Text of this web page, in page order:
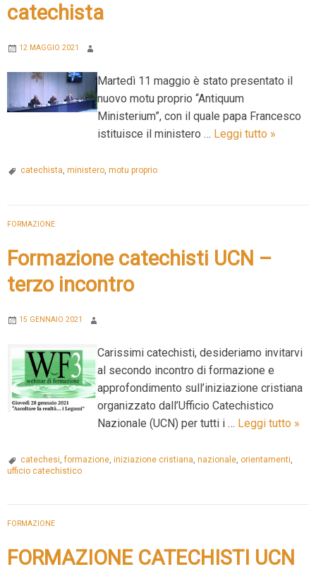
catechista
12 MAGGIO 2021
Martedì 11 maggio è stato presentato il
nuovo motu proprio “Antiquum
Ministerium”, con il quale papa Francesco
istituisce il ministero … Leggi tutto Motu
–
di
»
catechista, ministero, motu proprio
FORMAZIONE
Formazione catechisti UCN –
terzo incontro
15 GENNAIO 2021
Carissimi catechisti, desideriamo invitarvi
al secondo incontro di formazione e
approfondimento sull’iniziazione cristiana
organizzato dall’Ufficio Catechistico
Nazionale (UCN) per tutti i … Leggi tutto »
catechesi,formazione, iniziazione cristiana, nazionale, orientamenti,
ufficio catechistico
FORMAZIONE
FORMAZIONE CATECHISTI UCN